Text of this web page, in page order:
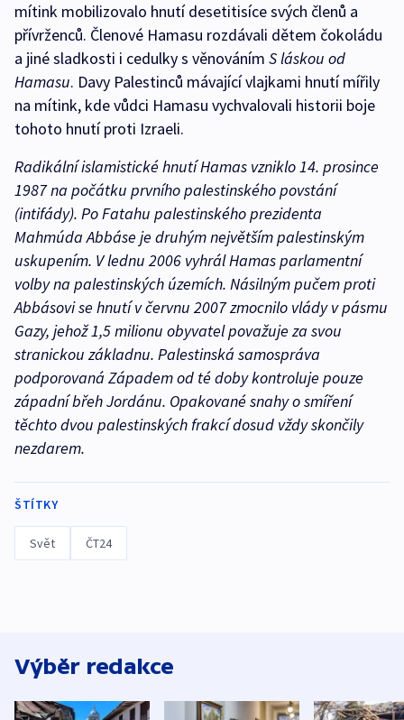
mítink mobilizovalo hnutí desetitisíce svých členů a
přívrženců. Členové Hamasu rozdávali dětem čokoládu
a jiné sladkosti i cedulky s věnováním S láskou od
Hamasu. Davy Palestinců mávající vlajkami hnutí mířily
na mítink, kde vůdci Hamasu vychvalovali historii boje
tohoto hnutí proti Izraeli.
Radikální islamistické hnutí Hamas vzniklo 14. prosince
1987 na počátku prvního palestinského povstání
(intifády). Po Fatahu palestinského prezidenta
Mahmúda Abbáse je druhým největším palestinským
uskupením. V lednu 2006 vyhrál Hamas parlamentní
volby na palestinských územích. Násilným pučem proti
Abbásovi se hnutí v červnu 2007 zmocnilo vlády v pásmu
Gazy, jehož 1,5 milionu obyvatel považuje za svou
stranickou základnu. Palestinská samospráva
podporovaná Západem od té doby kontroluje pouze
západní břeh Jordánu. Opakované snahy o smíření
těchto dvou palestinských frakcí dosud vždy skončily
nezdarem.
ŠTÍTKY
Svět ČT24
Výběr redakce